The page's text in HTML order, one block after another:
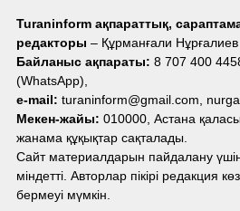
Turaninform ақпараттық,
редакторы – Құрманғали Нұрғалиев
Байланыс ақпараты: 8 707 400
(WhatsApp),
e-mail: turaninform@gmail.com,
Мекен-жайы: 010000, Астана
жанама құқықтар сақталады.
Сайт материалдарын пайдалану үшін
міндетті. Авторлар пікірі редакция
бермеуі мүмкін.